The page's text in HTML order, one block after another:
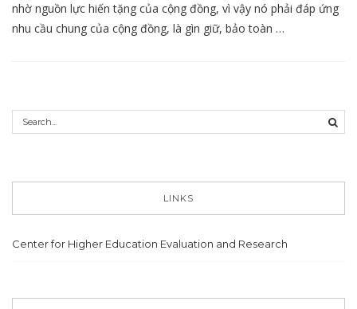
nhờ nguồn lực hiến tặng của cộng đồng, vì vậy nó phải đáp ứng
nhu cầu chung của cộng đồng, là gìn giữ, bảo toàn …
LINKS
Center for Higher Education Evaluation and Research